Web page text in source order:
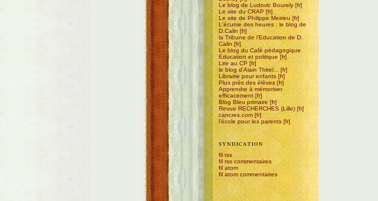
Le blog de Ludovic Bourely
Le site du CRAP
Le site de Philippe Meirieu
L'écume des heures : le blog de
D.Calin
la Tribune de l'Education de D.
Calin
Le blog du Café pédagogique
Education et politique
Lire au CP
le blog d'Alain Thirel...
Librairie pour enfants
Plus près des élèves
Apprendre à mémoriser
efficacement
Blog Bleu primaire
Revue RECHERCHES (Lille)
cancres.com
l'école pour les parents
SYNDICATION
fil rss
fil rss commentaires
fil atom
fil atom commentaires